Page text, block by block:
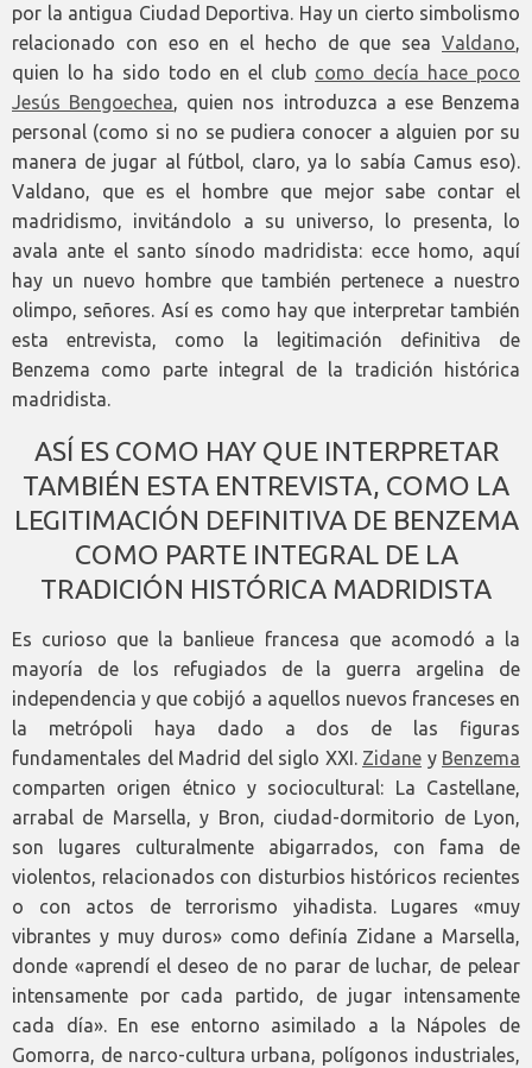
por la antigua Ciudad Deportiva. Hay un cierto simbolismo
relacionado con eso en el hecho de que sea Valdano,
quien lo ha sido todo en el club como decía hace poco
Jesús Bengoechea, quien nos introduzca a ese Benzema
personal (como si no se pudiera conocer a alguien por su
manera de jugar al fútbol, claro, ya lo sabía Camus eso).
Valdano, que es el hombre que mejor sabe contar el
madridismo, invitándolo a su universo, lo presenta, lo
avala ante el santo sínodo madridista: ecce homo, aquí
hay un nuevo hombre que también pertenece a nuestro
olimpo, señores. Así es como hay que interpretar también
esta entrevista, como la legitimación definitiva de
Benzema como parte integral de la tradición histórica
madridista.
ASÍ ES COMO HAY QUE INTERPRETAR
TAMBIÉN ESTA ENTREVISTA, COMO LA
LEGITIMACIÓN DEFINITIVA DE BENZEMA
COMO PARTE INTEGRAL DE LA
TRADICIÓN HISTÓRICA MADRIDISTA
Es curioso que la banlieue francesa que acomodó a la
mayoría de los refugiados de la guerra argelina de
independencia y que cobijó a aquellos nuevos franceses en
la metrópoli haya dado a dos de las figuras
fundamentales del Madrid del siglo XXI. Zidane y Benzema
comparten origen étnico y sociocultural: La Castellane,
arrabal de Marsella, y Bron, ciudad-dormitorio de Lyon,
son lugares culturalmente abigarrados, con fama de
violentos, relacionados con disturbios históricos recientes
o con actos de terrorismo yihadista. Lugares «muy
vibrantes y muy duros» como definía Zidane a Marsella,
donde «aprendí el deseo de no parar de luchar, de pelear
intensamente por cada partido, de jugar intensamente
cada día». En ese entorno asimilado a la Nápoles de
Gomorra, de narco-cultura urbana, polígonos industriales,